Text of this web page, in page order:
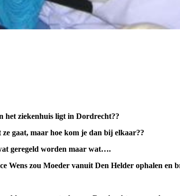
het ziekenhuis ligt in Dordrecht??
gaat, maar hoe kom je dan bij elkaar??
geregeld worden maar wat….
Wens zou Moeder vanuit Den Helder ophalen en